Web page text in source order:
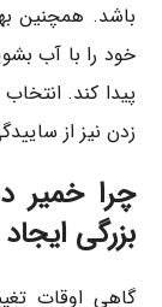
باشد. همچنین
خود را با آب
پیدا کند.
زدن نیز از
چرا خمیر
بزرگی
گاهی اوقات